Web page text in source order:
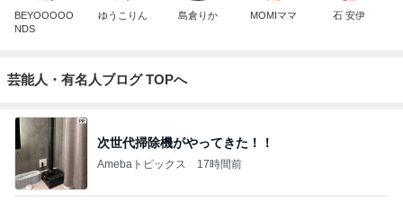
BEYOOOOO
NDS
ゆうこりん 島倉りか MOMIママ 石 安伊
芸能人・有名人ブログ TOPへ
次世代掃除機がやってきた！！
Amebaトピックス 17時間前